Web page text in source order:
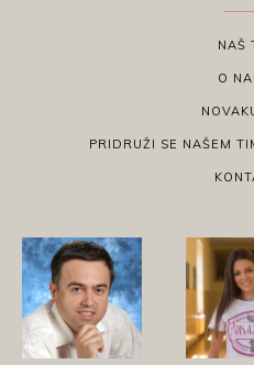
NAŠ
O
PRIDRUŽI SE NAŠEM